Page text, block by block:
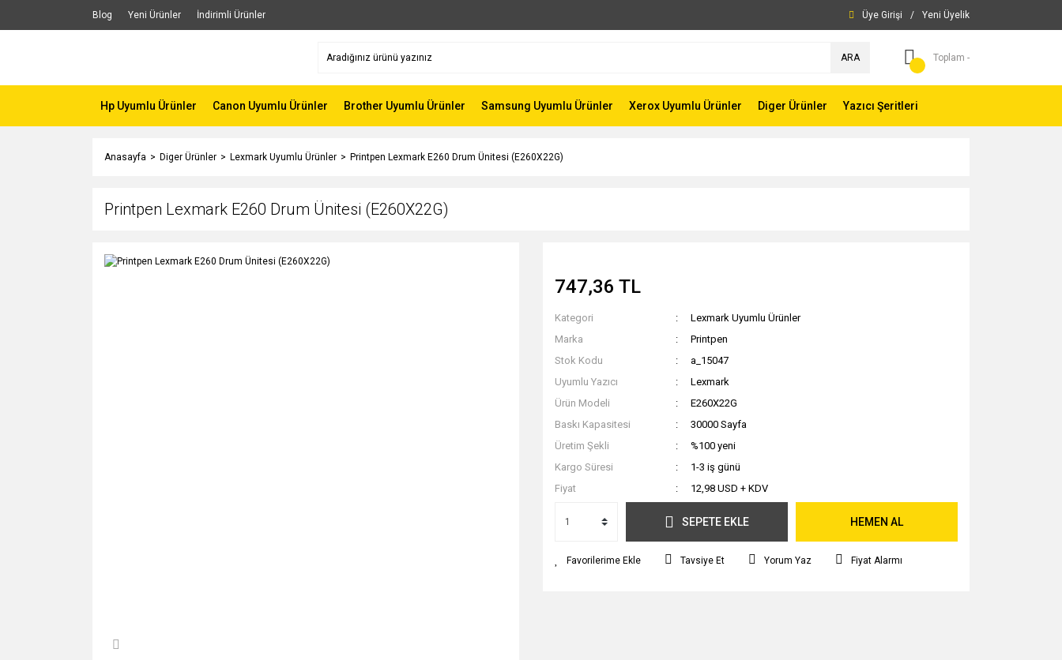
Blog Yeni Ürünler İndirimli Ürünler Üye Girişi / Yeni Üyelik
ARA Toplam -
Hp Uyumlu Ürünler Canon Uyumlu Ürünler Brother Uyumlu Ürünler Samsung Uyumlu Ürünler Xerox Uyumlu Ürünler Diger Ürünler Yazıcı Şeritleri
Anasayfa Diger Ürünler Lexmark Uyumlu Ürünler Printpen Lexmark E260 Drum Ünitesi (E260X22G)
Printpen Lexmark E260 Drum Ünitesi (E260X22G)
747,36 TL
Kategori
Lexmark Uyumlu Ürünler
Marka
Printpen
Stok Kodu
a_15047
Uyumlu Yazıcı
Lexmark
Ürün Modeli
E260X22G
Baskı Kapasitesi
30000 Sayfa
Üretim Şekli
%100 yeni
Kargo Süresi
1-3 iş günü
Fiyat
12,98 USD + KDV
SEPETE EKLE HEMEN AL
Tavsiye Et Yorum Yaz Fiyat Alarmı